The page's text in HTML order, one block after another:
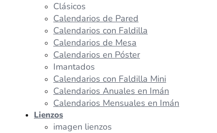
Clásicos
Calendarios de Pared
Calendarios con Faldilla
Calendarios de Mesa
Calendarios en Póster
Imantados
Calendarios con Faldilla Mini
Calendarios Anuales en Imán
Calendarios Mensuales en Imán
Lienzos
imagen lienzos